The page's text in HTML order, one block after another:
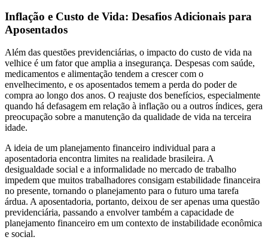
Inflação e Custo de Vida: Desafios Adicionais para
Aposentados
Além das questões previdenciárias, o impacto do custo de vida na
velhice é um fator que amplia a insegurança. Despesas com saúde,
medicamentos e alimentação tendem a crescer com o
envelhecimento, e os aposentados temem a perda do poder de
compra ao longo dos anos. O reajuste dos benefícios, especialmente
quando há defasagem em relação à inflação ou a outros índices, gera
preocupação sobre a manutenção da qualidade de vida na terceira
idade.
A ideia de um planejamento financeiro individual para a
aposentadoria encontra limites na realidade brasileira. A
desigualdade social e a informalidade no mercado de trabalho
impedem que muitos trabalhadores consigam estabilidade financeira
no presente, tornando o planejamento para o futuro uma tarefa
árdua. A aposentadoria, portanto, deixou de ser apenas uma questão
previdenciária, passando a envolver também a capacidade de
planejamento financeiro em um contexto de instabilidade econômica
e social.